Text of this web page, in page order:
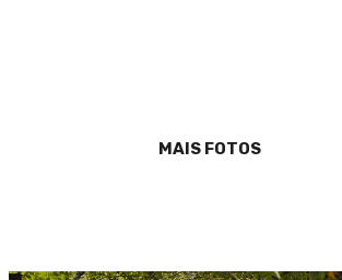
MAIS FOTOS